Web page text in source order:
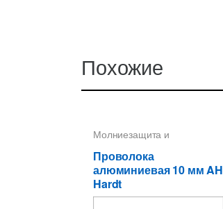
Похожие
Молниезащита и
заземление,
Пруток-катанка 10 мм
Проволока
алюминиевая 10 мм AH
Hardt